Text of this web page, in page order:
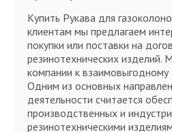
Купить Рукава для
клиентам мы предлагаем
покупки или поставки на
резинотехнических изделий.
компании к взаимовыгодному
Одним из основных
деятельности считается
производственных и
резинотехническими